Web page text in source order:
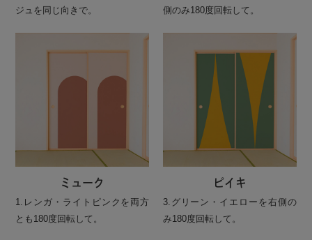
ジュを同じ向きで。
側のみ180度回転して。
ミューク
1.レンガ・ライトピンクを両方
とも180度回転して。
ピイキ
3.グリーン・イエローを右側の
み180度回転して。